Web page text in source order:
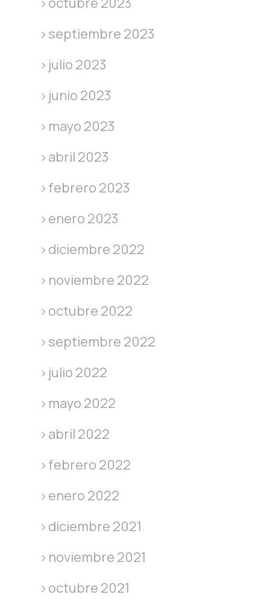
septiembre 2023
julio 2023
junio 2023
mayo 2023
abril 2023
febrero 2023
enero 2023
diciembre 2022
noviembre 2022
octubre 2022
septiembre 2022
julio 2022
mayo 2022
abril 2022
febrero 2022
enero 2022
diciembre 2021
noviembre 2021
octubre 2021